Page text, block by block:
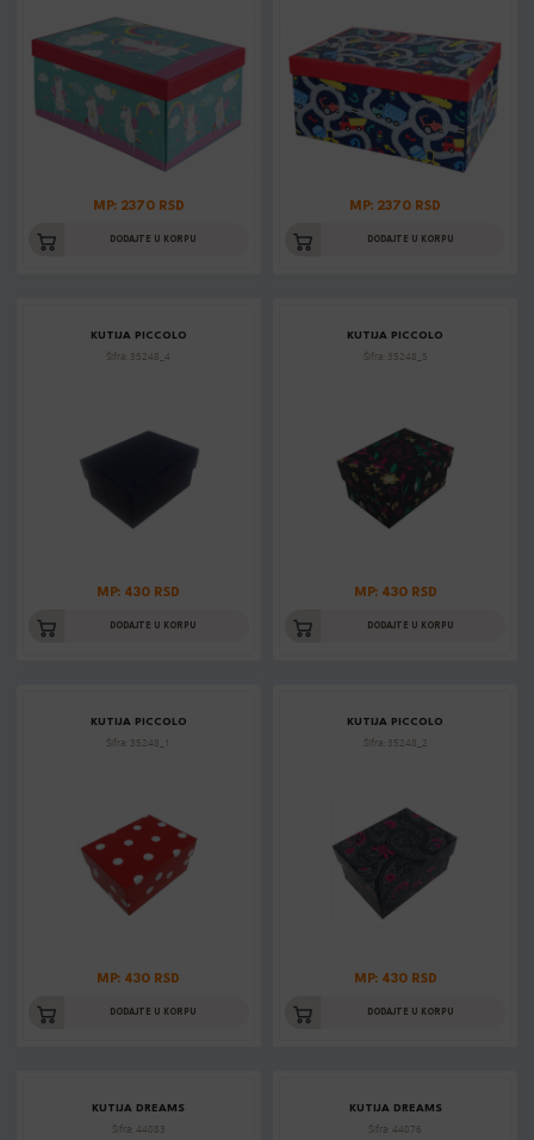
MP: 2370 RSD
DODAJTE U KORPU
MP: 2370 RSD
DODAJTE U KORPU
KUTIJA PICCOLO
Šifra: 35248_4
MP: 430 RSD
DODAJTE U KORPU
KUTIJA PICCOLO
Šifra: 35248_5
MP: 430 RSD
DODAJTE U KORPU
KUTIJA PICCOLO
Šifra: 35248_1
MP: 430 RSD
DODAJTE U KORPU
KUTIJA PICCOLO
Šifra: 35248_2
MP: 430 RSD
DODAJTE U KORPU
KUTIJA DREAMS
Šifra: 44083
KUTIJA DREAMS
Šifra: 44076